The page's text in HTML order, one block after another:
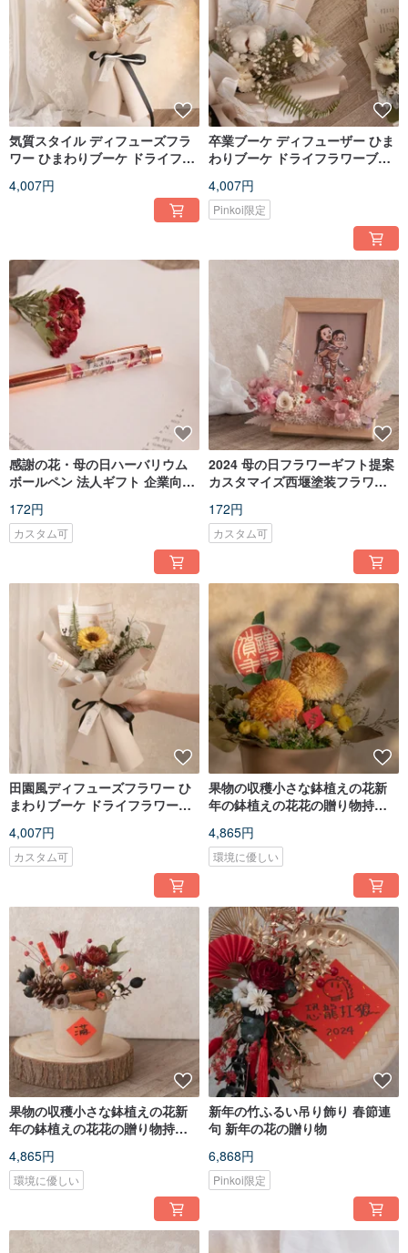
気質スタイル ディフューズフラ
ワー ひまわりブーケ ドライフラ
4,007円
卒業ブーケ ディフューザー ひま
わりブーケ ドライフラワーブー
4,007円
Pinkoi限定
感謝の花・母の日ハーバリウム
ボールペン 法人ギフト 企業向け
172円
カスタム可
2024 母の日フラワーギフト提案
カスタマイズ西堰塗装フラワー
172円
カスタム可
田園風ディフューズフラワー ひ
まわりブーケ ドライフラワーブ
4,007円
カスタム可
果物の収穫小さな鉢植えの花新
年の鉢植えの花花の贈り物持続
4,865円
環境に優しい
果物の収穫小さな鉢植えの花新
年の鉢植えの花花の贈り物持続
4,865円
環境に優しい
新年の竹ふるい吊り飾り 春節連
句 新年の花の贈り物
6,868円
Pinkoi限定